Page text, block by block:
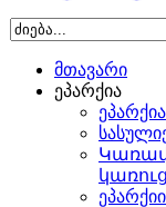
მთავარი
ეპარქია
ეპარქია